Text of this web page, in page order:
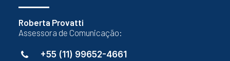
Roberta Provatti
Assessora de Comunicação:
+55 (11) 99652-4661